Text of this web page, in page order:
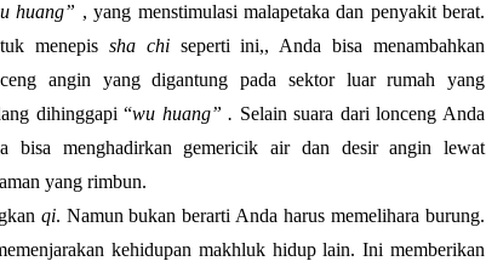
huang” , yang menstimulasi malapetaka dan penyakit berat.
menepis sha chi seperti ini,, Anda bisa menambahkan
angin yang digantung pada sektor luar rumah yang
dihinggapi “wu huang” . Selain suara dari lonceng Anda
bisa menghadirkan gemericik air dan desir angin lewat
yang rimbun.
qi. Namun bukan berarti Anda harus memelihara burung.
kehidupan makhluk hidup lain. Ini memberikan